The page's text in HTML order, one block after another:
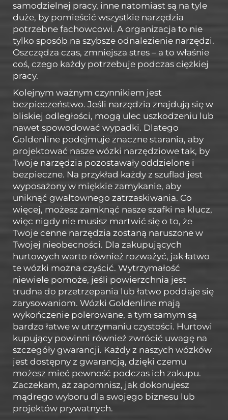
samodzielnej pracy, inne natomiast są na tyle
duże, by pomieścić wszystkie narzędzia
potrzebne fachowcowi. A organizacja to nie
tylko sposób na szybsze odnalezienie narzędzi.
Oszczędza czas, zmniejsza stres – a to właśnie
coś, czego każdy potrzebuje podczas ciężkiej
pracy.
Kolejnym ważnym czynnikiem jest
bezpieczeństwo. Jeśli narzędzia znajdują się w
bliskiej odległości, mogą ulec uszkodzeniu lub
nawet spowodować wypadki. Dlatego
Goldenline podejmuje znaczne starania, aby
projektować nasze wózki narzędziowe tak, by
Twoje narzędzia pozostawały oddzielone i
bezpieczne. Na przykład każdy z szuflad jest
wyposażony w miękkie zamykanie, aby
uniknąć gwałtownego zatrzaskiwania. Co
więcej, możesz zamknąć nasze szafki na klucz,
więc nigdy nie musisz martwić się o to, że
Twoje cenne narzędzia zostaną naruszone w
Twojej nieobecności. Dla zakupujących
hurtowych warto również rozważyć, jak łatwo
te wózki można czyścić. Wytrzymałość
niewiele pomoże, jeśli powierzchnia jest
trudna do przetrzepania lub łatwo poddaje się
zarysowaniom. Wózki Goldenline mają
wykończenie polerowane, a tym samym są
bardzo łatwe w utrzymaniu czystości. Hurtowi
kupujący powinni również zwrócić uwagę na
szczegóły gwarancji. Każdy z naszych wózków
jest dostępny z gwarancją, dzięki czemu
możesz mieć pewność podczas ich zakupu.
Zaczekam, aż zapomnisz, jak dokonujesz
mądrego wyboru dla swojego biznesu lub
projektów prywatnych.